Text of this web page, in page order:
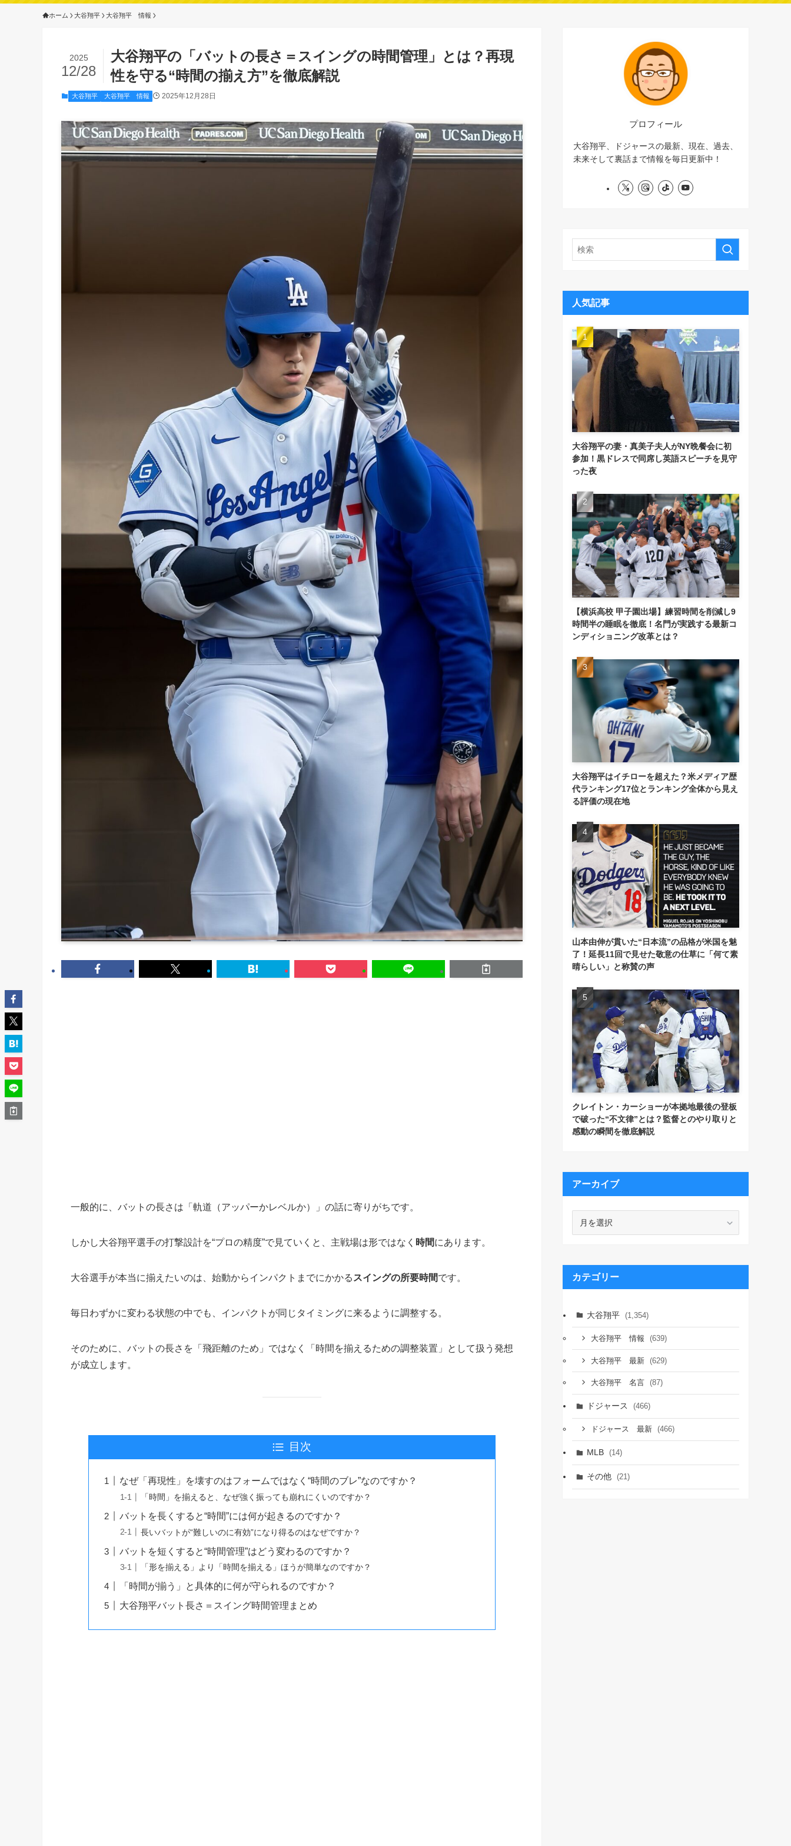
ホーム 大谷翔平 大谷翔平 情報
大谷翔平の「バットの長さ＝スイングの時間管理」とは？再現
性を守る“時間の揃え方”を徹底解説
2025
12/28
大谷翔平 大谷翔平 情報 2025年12月28日
一般的に、バットの長さは「軌道（アッパーかレベルか）」の話に寄りがちです。
しかし大谷翔平選手の打撃設計を“プロの精度”で見ていくと、主戦場は形ではなく 時間にあります。
大谷選手が本当に揃えたいのは、始動からインパクトまでにかかる スイングの所要時間です。
毎日わずかに変わる状態の中でも、インパクトが同じタイミングに来るように調整する。
そのために、バットの長さを「飛距離のため」ではなく「時間を揃えるための調整装置」として扱う発想
が成立します。
目次
なぜ「再現性」を壊すのはフォームではなく“時間のブレ”なのですか？
「時間」を揃えると、なぜ強く振っても崩れにくいのですか？
バットを長くすると“時間”には何が起きるのですか？
長いバットが“難しいのに有効”になり得るのはなぜですか？
バットを短くすると“時間管理”はどう変わるのですか？
「形を揃える」より「時間を揃える」ほうが簡単なのですか？
「時間が揃う」と具体的に何が守られるのですか？
大谷翔平バット長さ＝スイング時間管理まとめ
プロフィール
大谷翔平、ドジャースの最新、現在、過去、
未来そして裏話まで情報を毎日更新中！
人気記事
大谷翔平の妻・真美子夫人がNY晩餐会に初
参加！黒ドレスで同席し英語スピーチを見守
った夜
【横浜高校 甲子園出場】練習時間を削減し9
時間半の睡眠を徹底！名門が実践する最新コ
ンディショニング改革とは？
大谷翔平はイチローを超えた？米メディア歴
代ランキング17位とランキング全体から見え
る評価の現在地
山本由伸が貫いた“日本流”の品格が米国を魅
了！延長11回で見せた敬意の仕草に「何て素
晴らしい」と称賛の声
クレイトン・カーショーが本拠地最後の登板
で破った“不文律”とは？監督とのやり取りと
感動の瞬間を徹底解説
アーカイブ
ブ
カテゴリー
大谷翔平 (1,354)
大谷翔平 情報 (639)
大谷翔平 最新 (629)
大谷翔平 名言 (87)
ドジャース (466)
ドジャース 最新 (466)
MLB (14)
その他 (21)